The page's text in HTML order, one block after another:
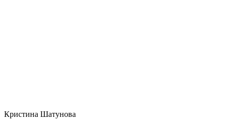
Кристина Шатунова